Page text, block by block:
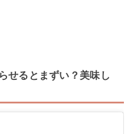
せるとまずい？美味し